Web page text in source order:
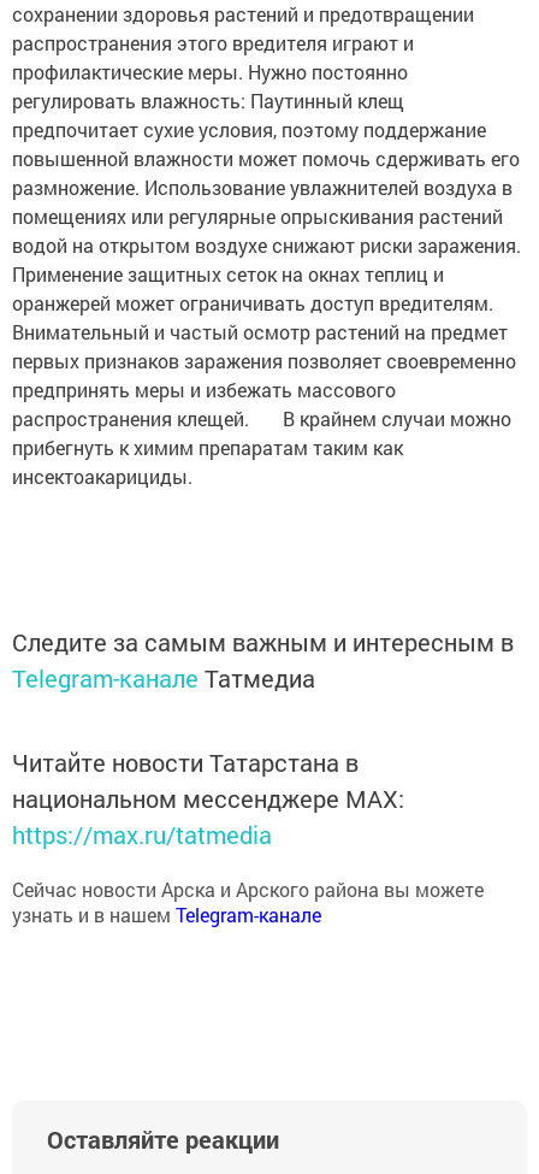
сохранении здоровья растений и предотвращении
распространения этого вредителя играют и
профилактические меры. Нужно постоянно
регулировать влажность: Паутинный клещ
предпочитает сухие условия, поэтому поддержание
повышенной влажности может помочь сдерживать его
размножение. Использование увлажнителей воздуха в
помещениях или регулярные опрыскивания растений
водой на открытом воздухе снижают риски заражения.
Применение защитных сеток на окнах теплиц и
оранжерей может ограничивать доступ вредителям.
Внимательный и частый осмотр растений на предмет
первых признаков заражения позволяет своевременно
предпринять меры и избежать массового
распространения клещей. В крайнем случаи можно
прибегнуть к химим препаратам таким как
инсектоакарициды.
Следите за самым важным и интересным в
Telegram-канале Татмедиа
Читайте новости Татарстана в
национальном мессенджере MАХ:
https://max.ru/tatmedia
Сейчас новости Арска и Арского района вы можете
узнать и в нашем Telegram-канале
Оставляйте реакции